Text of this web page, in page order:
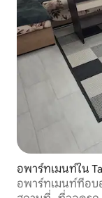
อพาร์ทเมนท์ใน
อพาร์ทเมนท์ที่อบ